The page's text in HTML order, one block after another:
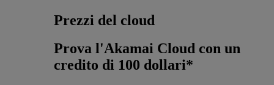
Prezzi del cloud
Prova l'Akamai Cloud con un
credito di 100 dollari*